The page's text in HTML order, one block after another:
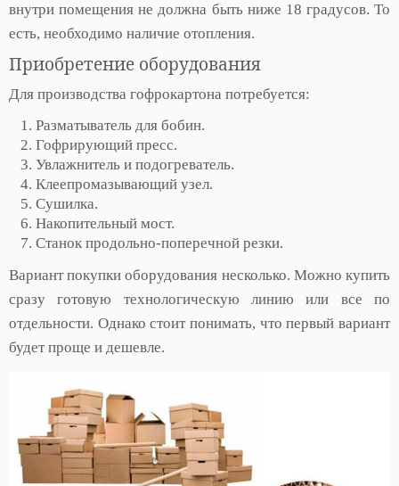
внутри помещения не должна быть ниже 18 градусов. То
есть, необходимо наличие отопления.
Приобретение оборудования
Для производства гофрокартона потребуется:
Разматыватель для бобин.
Гофрирующий пресс.
Увлажнитель и подогреватель.
Клеепромазывающий узел.
Сушилка.
Накопительный мост.
Станок продольно-поперечной резки.
Вариант покупки оборудования несколько. Можно купить
сразу готовую технологическую линию или все по
отдельности. Однако стоит понимать, что первый вариант
будет проще и дешевле.